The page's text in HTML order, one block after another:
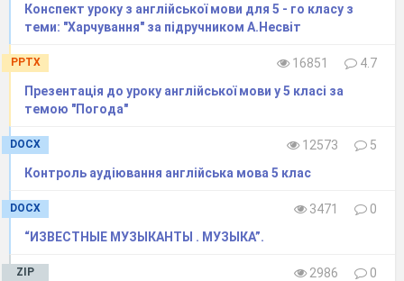
Cupboard
Конспект уроку з англійської мови для 5 - го класу з
теми: "Харчування" за підручником А.Несвіт
PPTX 16851
4.7
Презентація до уроку англійської мови у 5 класі за
темою "Погода"
DOCX 12573
5
Контроль аудіювання англійська мова 5 клас
DOCX 3471
0
“ИЗВЕСТНЫЕ МУЗЫКАНТЫ . МУЗЫКА”.
ZIP 2986
0